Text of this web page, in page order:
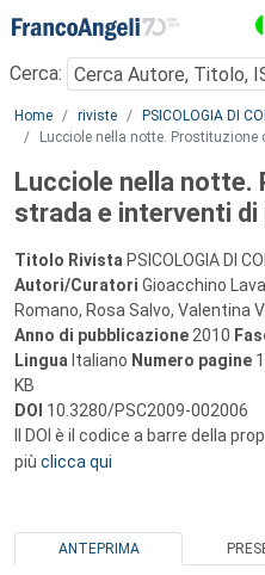
Menu
Cerca:
Main content
Home riviste PSICOLOGIA DI
Lucciole nella notte.
Lucciole nella notte.
strada e interventi di
Titolo Rivista PSICOLOGIA DI
Autori/Curatori Gioacchino
Romano, Rosa Salvo, Valentina
Anno di pubblicazione 2010
Lingua Italiano Numero pagine
KB
DOI 10.3280/PSC2009-002006
Il DOI è il codice a barre della
più clicca qui
ANTEPRIMA